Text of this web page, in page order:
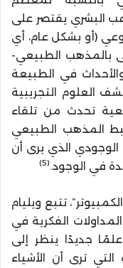
البشري يقتصر على
(أو بشكل عام، أي
بالمذهب الطبيعي-
في الطبيعة
العلوم التجريبية
تحدث من تلقاء
المذهب الطبيعي
الوجودي الذي يرى أن
في الوجود.(5)
تتبع ويليام
الفكرية في
جديدًا ينظر إلى
التي ترى أن الأشياء